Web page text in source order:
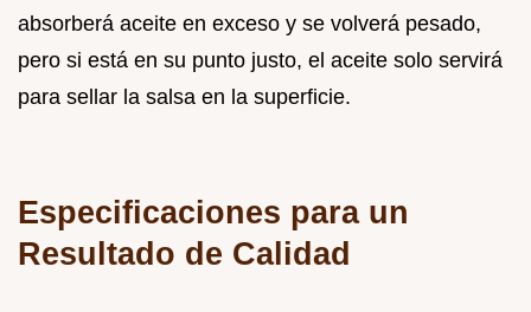
absorberá aceite en exceso y se volverá pesado,
pero si está en su punto justo, el aceite solo servirá
para sellar la salsa en la superficie.
Especificaciones para un
Resultado de Calidad